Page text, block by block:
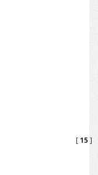
[ 15]